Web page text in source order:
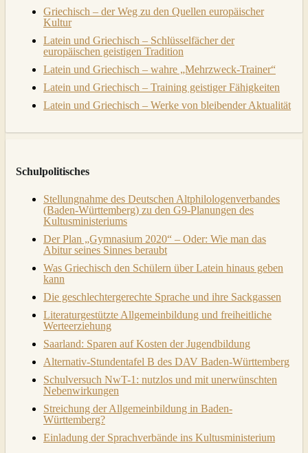
Griechisch – der Weg zu den Quellen europäischer
Kultur
Latein und Griechisch – Schlüsselfächer der
europäischen geistigen Tradition
Latein und Griechisch – wahre „Mehrzweck-Trainer“
Latein und Griechisch – Training geistiger Fähigkeiten
Latein und Griechisch – Werke von bleibender Aktualität
Schulpolitisches
Stellungnahme des Deutschen Altphilologenverbandes
(Baden-Württemberg) zu den G9-Planungen des
Kultusministeriums
Der Plan „Gymnasium 2020“ – Oder: Wie man das
Abitur seines Sinnes beraubt
Was Griechisch den Schülern über Latein hinaus geben
kann
Die geschlechtergerechte Sprache und ihre Sackgassen
Literaturgestützte Allgemeinbildung und freiheitliche
Werteerziehung
Saarland: Sparen auf Kosten der Jugendbildung
Alternativ-Stundentafel B des DAV Baden-Württemberg
Schulversuch NwT-1: nutzlos und mit unerwünschten
Nebenwirkungen
Streichung der Allgemeinbildung in Baden-
Württemberg?
Einladung der Sprachverbände ins Kultusministerium